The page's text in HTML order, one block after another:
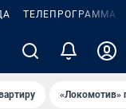
ТЕЛЕПРОГРАММА
«Локомотив»